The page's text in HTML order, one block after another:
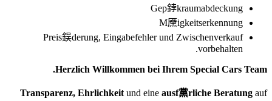
Gep鋍kraumabdeckung
M黡igkeitserkennung
Preis鋘derung, Eingabefehler und Zwischenverkauf
vorbehalten.
Herzlich Willkommen bei Ihrem Special Cars Team.
Transparenz, Ehrlichkeit und eine ausf黨rliche Beratung auf